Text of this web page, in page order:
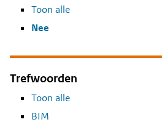
Toon alle
Nee
Trefwoorden
Toon alle
BIM